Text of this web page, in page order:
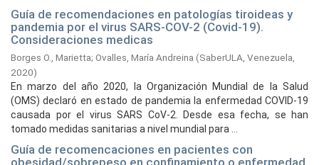
Guía de recomendaciones en patologías tiroideas y
pandemia por el virus SARS-COV-2 (Covid-19).
Consideraciones medicas
Borges O., Marietta; Ovalles, María Andreina (SaberULA, Venezuela,
2020)
En marzo del año 2020, la Organización Mundial de la Salud
(OMS) declaró en estado de pandemia la enfermedad COVID-19
causada por el virus SARS CoV-2. Desde esa fecha, se han
tomado medidas sanitarias a nivel mundial para ...
Guía de recomencaciones en pacientes con
obesidad/sobrepeso en confinamiento o enfermedad